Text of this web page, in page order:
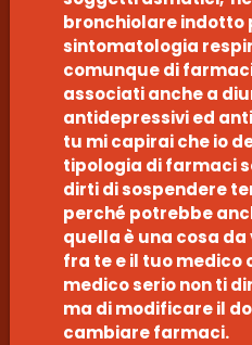
bronchiolare indotto
sintomatologia
comunque di
associati anche a
antidepressivi ed
tu mi capirai che io
tipologia di farmaci
dirti di sospendere
perché potrebbe
quella è una cosa
fra te e il tuo medico
medico serio non ti
ma di modificare il
cambiare farmaci.